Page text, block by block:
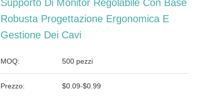
Supporto Di Monitor Regolabile Con Base
Robusta Progettazione Ergonomica E
Gestione Dei Cavi
MOQ: 500 pezzi
Prezzo: $0.09-$0.99